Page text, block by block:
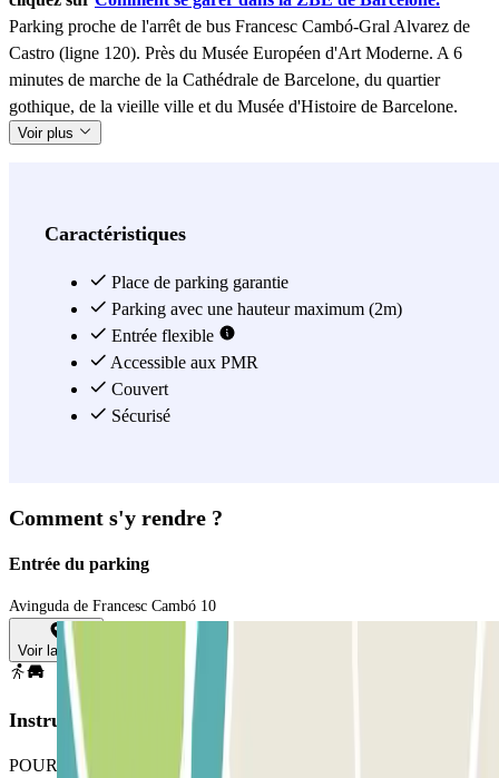
Parking proche de l'arrêt de bus Francesc Cambó-Gral Alvarez de
Castro (ligne 120). Près du Musée Européen d'Art Moderne. A 6
minutes de marche de la Cathédrale de Barcelone, du quartier
gothique, de la vieille ville et du Musée d'Histoire de Barcelone.
Voir plus
Caractéristiques
Place de parking garantie
Parking avec une hauteur maximum (2m)
Entrée flexible
Accessible aux PMR
Couvert
Sécurisé
Comment s'y rendre ?
Entrée du parking
Avinguda de Francesc Cambó 10
Voir la carte
Instructions
POUR OUVRIR LA BARRIÈRE : Approchez-vous de la barrière.